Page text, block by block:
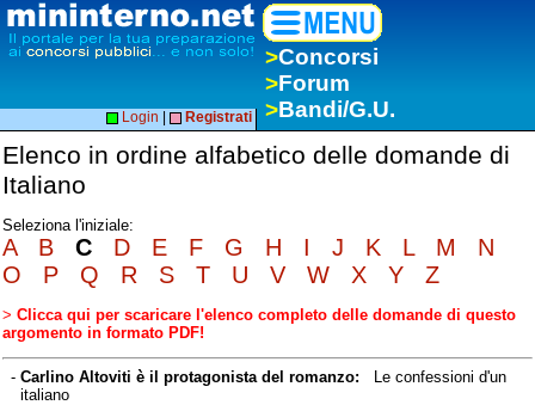
>Concorsi
>Forum
>Bandi/G.U.
Login Registrati
Elenco in ordine alfabetico delle domande di
Italiano
Seleziona l'iniziale:
A B C D E F G H I J K L M
N
O
P Q R S T U V W X Y Z
> Clicca qui per scaricare l'elenco completo delle domande di questo
argomento in formato PDF!
- Carlino Altoviti è il protagonista del romanzo: Le confessioni d'un
italiano